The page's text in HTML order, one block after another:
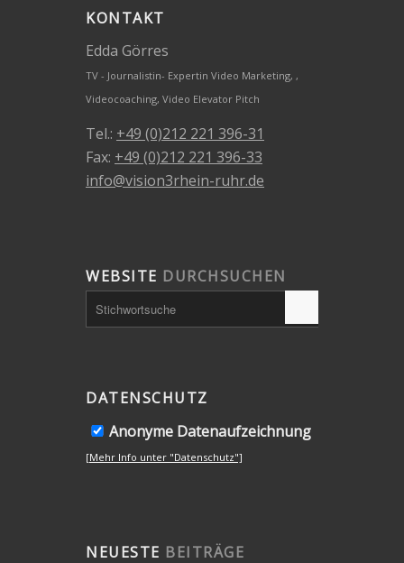
KONTAKT
Edda Görres
TV - Journalistin- Expertin Video Marketing, ,
Videocoaching, Video Elevator Pitch
Tel.: +49 (0)212 221 396-31
Fax: +49 (0)212 221 396-33
info@vision3rhein-ruhr.de
WEBSITE DURCHSUCHEN
DATENSCHUTZ
Anonyme Datenaufzeichnung
[Mehr Info unter "Datenschutz"]
NEUESTE BEITRÄGE